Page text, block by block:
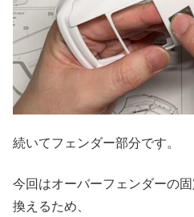
続いてフェンダー部分です。
今回はオーバーフェンダーの
換えるため、